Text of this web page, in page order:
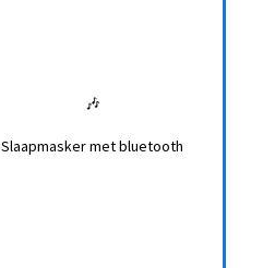
bluetooth
🎶
Slaapmasker met bluetooth